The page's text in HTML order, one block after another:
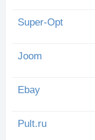
Super-Opt
Joom
Ebay
Pult.ru